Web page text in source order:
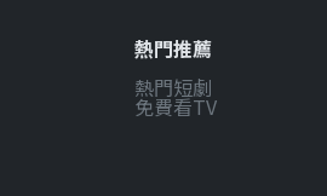
熱門推薦
熱門短劇
免費看TV